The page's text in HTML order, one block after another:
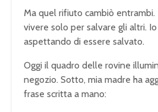
Ma quel rifiuto cambiò entrambi.
vivere solo per salvare gli altri.
aspettando di essere salvato.
Oggi il quadro delle rovine
negozio. Sotto, mia madre ha
frase scritta a mano: